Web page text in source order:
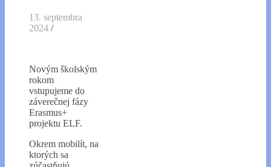
13. septembra
2024 /
Novým školským
rokom
vstupujeme do
záverečnej fázy
Erasmus+
projektu ELF.
Okrem mobilít, na
ktorých sa